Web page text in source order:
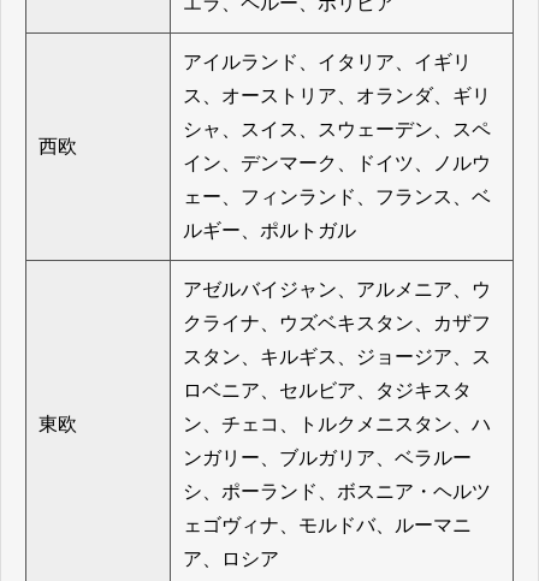
西欧
アイルランド、イタリア、イギリ
ス、オーストリア、オランダ、ギリ
シャ、スイス、スウェーデン、スペ
イン、デンマーク、ドイツ、ノルウ
ェー、フィンランド、フランス、ベ
ルギー、ポルトガル
東欧
アゼルバイジャン、アルメニア、ウ
クライナ、ウズベキスタン、カザフ
スタン、キルギス、ジョージア、ス
ロベニア、セルビア、タジキスタ
ン、チェコ、トルクメニスタン、ハ
ンガリー、ブルガリア、ベラルー
シ、ポーランド、ボスニア・ヘルツ
ェゴヴィナ、モルドバ、ルーマニ
ア、ロシア